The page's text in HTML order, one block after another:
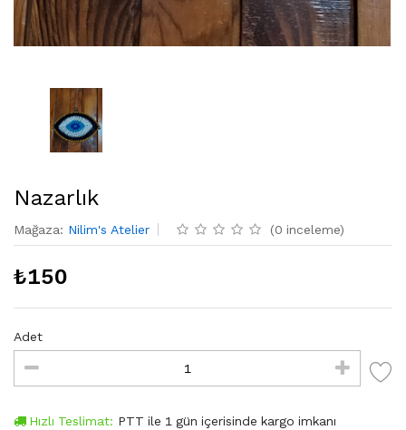
Nazarlık
Mağaza: Nilim's Atelier (0 inceleme)
₺150
Adet
Hızlı Teslimat: PTT ile 1gün içerisinde kargo imkanı